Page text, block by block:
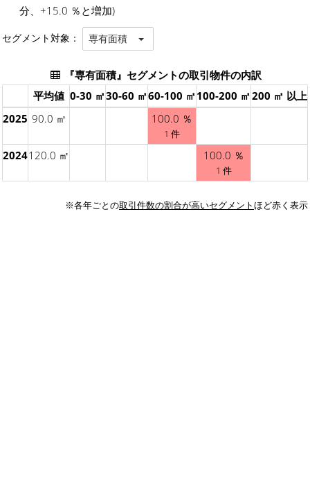
分、+15.0 ％と増加)
セグメント対象： 専有面積
『専有面積』セグメントの取引物件の内訳
平均値 0-30 ㎡30-60 ㎡60-100 ㎡100-200 ㎡200 ㎡ 以上
2025 90.0 ㎡ 100.0 ％
1 件
2024120.0 ㎡ 100.0 ％
1 件
※各年ごとの取引件数の割合が高いセグメントほど赤く表示